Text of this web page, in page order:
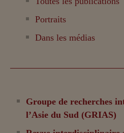
Portraits
Dans les médias
Groupe de recherches
l’Asie du Sud (GRIAS)